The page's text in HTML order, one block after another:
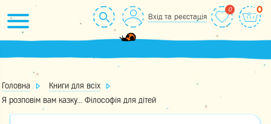
to
content
Вхід та реєстація
0
Головна
Книги для всіх
Я розповім вам казку... Філософія для дітей